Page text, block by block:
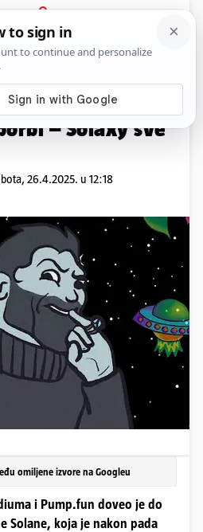
PRIJAVA
Tech
Raydium
– Solaxy sve
26.4.2025. u 12:18
omiljene izvore na Googleu
i Pump.fun doveo je do
Solane, koja je nakon pada